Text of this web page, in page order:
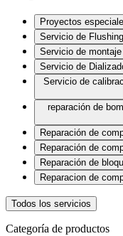
Proyectos
Servicio de
Servicio de
Servicio de
Servicio de
reparación de
Reparación de
Reparación de
Reparación de
Reparacion de
Todos los servicios
Categoría de productos